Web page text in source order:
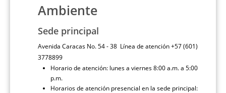
Ambiente
Sede principal
Avenida Caracas No. 54 - 38 Línea de atención +57 (601)
3778899
Horario de atención: lunes a viernes 8:00 a.m. a 5:00
p.m.
Horarios de atención presencial en la sede principal: